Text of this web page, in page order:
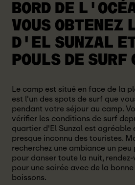
BORD DE
VOUS OBTENEZ
D'EL SUNZAL
POULS DE
Le camp est situé en face de la
est l'un des spots de surf que
pendant votre séjour au camp.
vérifier les conditions de surf
quartier d'El Sunzal est agréable
presque inconnu des touristes.
recherchez une ambiance un
pour danser toute la nuit,
pour une soirée avec de la
boissons.